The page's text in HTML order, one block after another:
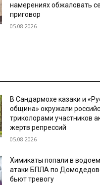
намерениях обжаловать
приговор
05.08.2026
В Сандармохе казаки и
община» окружали
триколорами участников
жертв репрессий
05.08.2026
Химикаты попали в
атаки БПЛА по
бьют тревогу